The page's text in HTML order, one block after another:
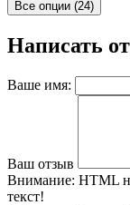
Все опции (24)
Написать
Ваше имя:
Ваш отзыв
Внимание: HTML
текст!